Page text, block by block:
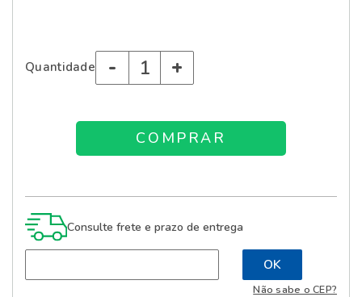
Quantidade - +
Consulte frete e prazo de entrega
Não sabe o CEP?